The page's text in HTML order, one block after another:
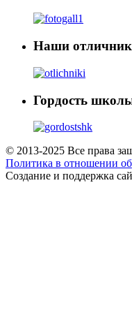
Наши
Гордость
© 2013-2025 Все права
Политика в отношении
Создание и поддержка